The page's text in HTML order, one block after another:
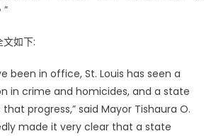
刀
圣
易
”
如下:
been in office, St. Louis has seen a
in crime and homicides, and a state
progress,” said Mayor Tishaura O.
made it very clear that a state